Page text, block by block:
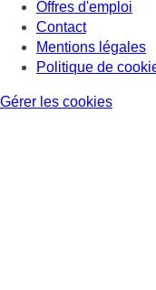
Offres d'emploi
Contact
Mentions légales
Politique de
Gérer les cookies